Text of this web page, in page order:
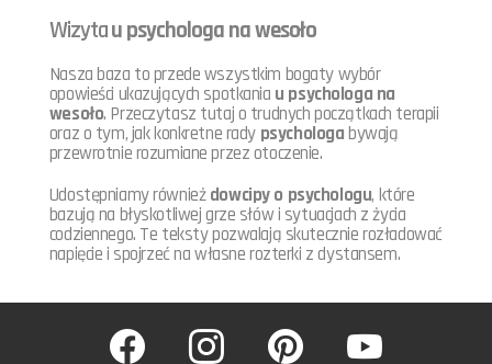
Wizytau psychologa na wesoło
Nasza baza to przede wszystkim bogaty wybór
opowieści ukazujących spotkania u psychologa na
wesoło. Przeczytasz tutaj o trudnych początkach terapii
oraz o tym, jak konkretne rady psychologabywają
przewrotnie rozumiane przez otoczenie.
Udostępniamy równieżdowcipy o psychologu, które
bazują na błyskotliwej grze słów i sytuacjach z życia
codziennego. Te teksty pozwalają skutecznie rozładować
napięcie i spojrzeć na własne rozterki z dystansem.
facebook instagram pinterest